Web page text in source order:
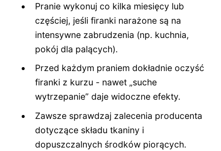
Pranie wykonuj co kilka miesięcy lub
częściej, jeśli firanki narażone są na
intensywne zabrudzenia (np. kuchnia,
pokój dla palących).
Przed każdym praniem dokładnie oczyść
firanki z kurzu - nawet „suche
wytrzepanie” daje widoczne efekty.
Zawsze sprawdzaj zalecenia producenta
dotyczące składu tkaniny i
dopuszczalnych środków piorących.